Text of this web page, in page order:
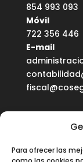
Para ofrecer las
854 993 093
Móvil
722 356 446
E-mail
Enlaces
BOP de